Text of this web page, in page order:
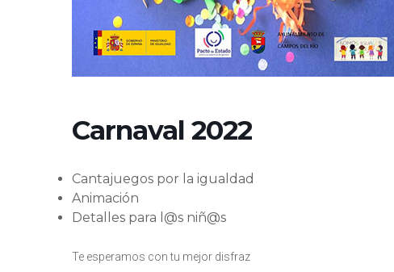
Carnaval 2022
Cantajuegos por la igualdad
Animación
Detalles para l@s niñ@s
Te esperamos con tu mejor disfraz